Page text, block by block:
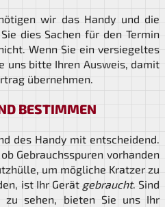
wir das Handy und die
dies Sachen für den Termin
Wenn Sie ein versiegeltes
uns bitte Ihren Ausweis, damit
übernehmen.
BESTIMMEN
des Handy mit entscheidend.
Gebrauchsspuren vorhanden
um mögliche Kratzer zu
ist Ihr Gerät gebraucht. Sind
zu sehen, bieten Sie uns Ihr